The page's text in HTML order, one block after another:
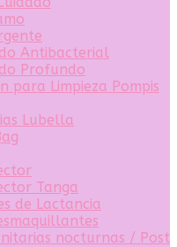
Antibacterial
Profundo
para Limpieza Pompis
Lubella
Tanga
de Lactancia
nocturnas / Post